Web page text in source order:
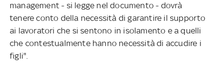
management - si legge nel documento - dovrà
tenere conto della necessità di garantire il supporto
ai lavoratori che si sentono in isolamento e a quelli
che contestualmente hanno necessità di accudire i
figli".